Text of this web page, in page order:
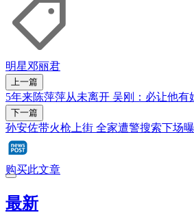
明星邓丽君
上一篇
5年来陈萍萍从未离开 吴刚：必让他有
下一篇
孙安佐带火枪上街 全家遭警搜索下场
购买此文章
最新